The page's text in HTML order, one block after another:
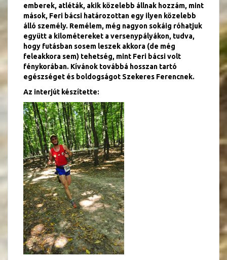
emberek, atléták, akik közelebb állnak hozzám, mint
mások, Feri bácsi határozottan egy ilyen közelebb
álló személy. Remélem, még nagyon sokáig róhatjuk
együtt a kilométereket a versenypályákon, tudva,
hogy futásban sosem leszek akkora (de még
feleakkora sem) tehetség, mint Feri bácsi volt
fénykorában. Kívánok továbbá hosszan tartó
egészséget és boldogságot Szekeres Ferencnek.
Az interjút készítette: